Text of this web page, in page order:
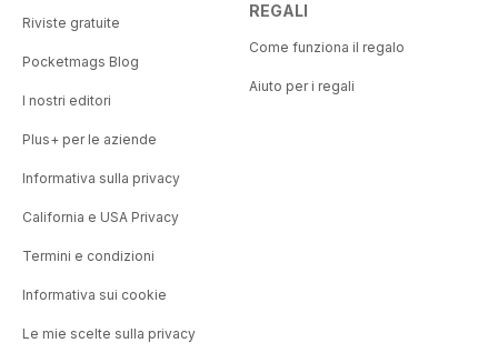
Riviste gratuite
Pocketmags Blog
I nostri editori
Plus+ per le aziende
Informativa sulla privacy
California e USA Privacy
Termini e condizioni
Informativa sui cookie
Le mie scelte sulla privacy
REGALI
Come funziona il regalo
Aiuto per i regali